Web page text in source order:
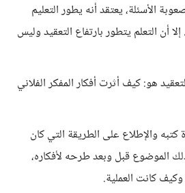
الأسئلة، يعتقد أنه يطور التعليم
أن التعلم يتطور بارتفاع التعقيد وليس
هو: كيف أثرت أفكار المفكر الفلاني
كتبه والإطلاع على الطريقة التي كان
الموضوع قبل وبعد طرحه لأفكاره،
كانت العملية.